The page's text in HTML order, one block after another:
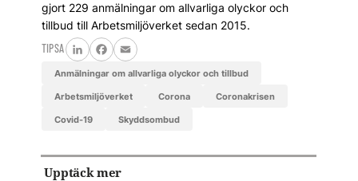
gjort 229 anmälningar om allvarliga olyckor och
tillbud till Arbetsmiljöverket sedan 2015.
TIPSA
LinkedInFacebook
Email
anmälningar om allvarliga olyckor och tillbud
Arbetsmiljöverket corona coronakrisen
covid-19 skyddsombud
Upptäck mer